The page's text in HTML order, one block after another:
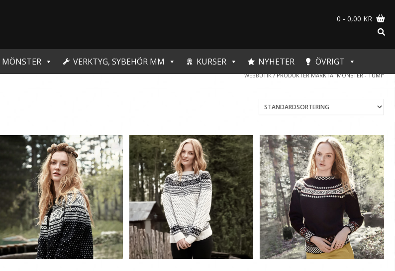
0 - 0,00 KR
MÖNSTER VERKTYG, SYBEHÖR MM KURSER NYHETER ÖVRIGT
WEBBUTIK/ PRODUKTER MÄRKTA ”MÖNSTER - TUMI”